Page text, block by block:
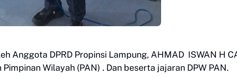
Anggota DPRD Propinsi Lampung, AHMAD ISWAN H
Wilayah (PAN) . Dan beserta jajaran DPW PAN.